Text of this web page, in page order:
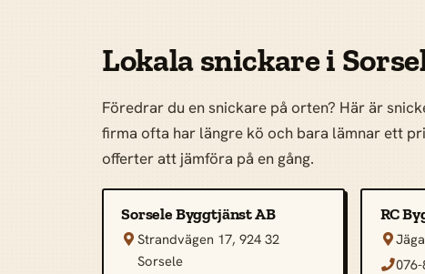
Lokala snickare i
Föredrar du en snickare på orten? Här är
firma ofta har längre kö och bara lämnar ett
offerter att jämföra på en gång.
Sorsele Byggtjänst AB
 Strandvägen 17, 924 32
Sorsele
RC

